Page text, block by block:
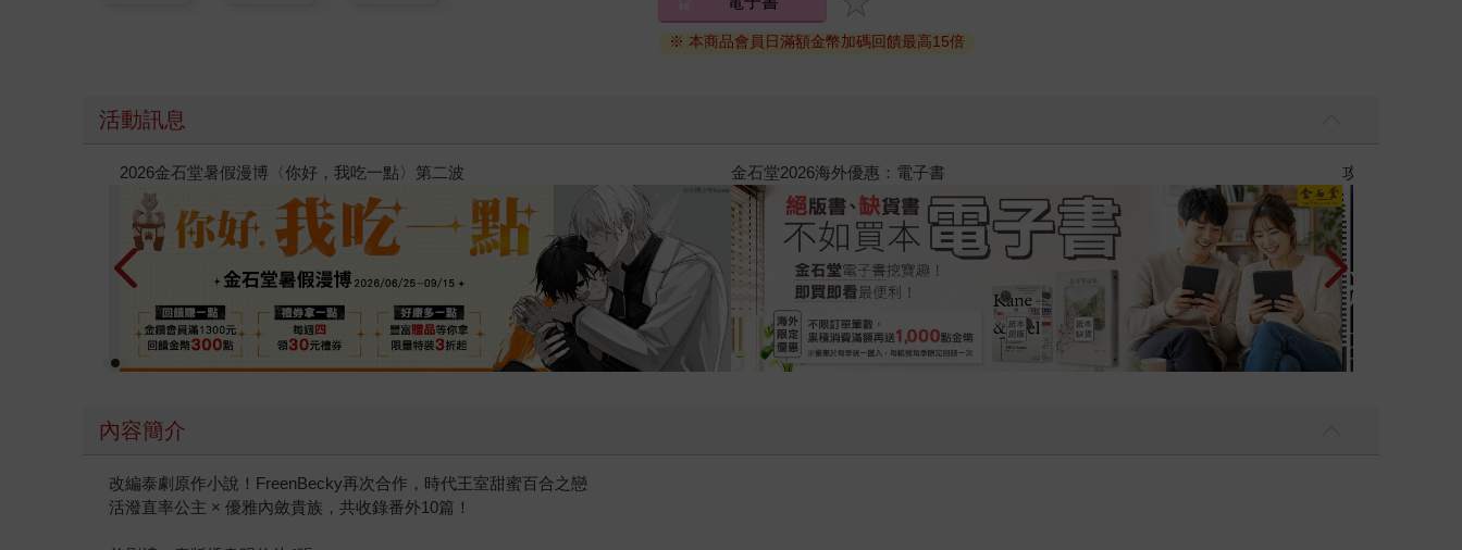
※ 本商品會員日滿額金幣加碼回饋最高15倍
活動訊息
攻殼機動隊 (1995) 4K數位修復版
內容簡介
改編泰劇原作小說！FreenBecky再次合作，時代王室甜蜜百合之戀
活潑直率公主 × 優雅內斂貴族，共收錄番外10篇！